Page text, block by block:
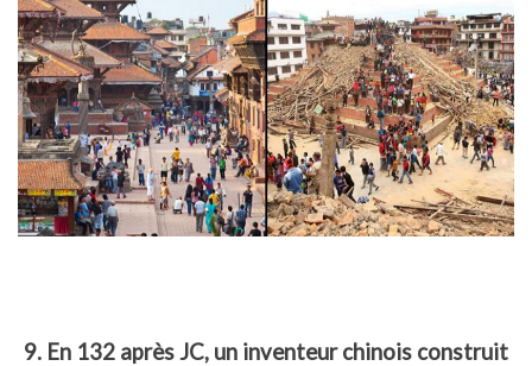
9. En 132 après JC, un inventeur chinois construit